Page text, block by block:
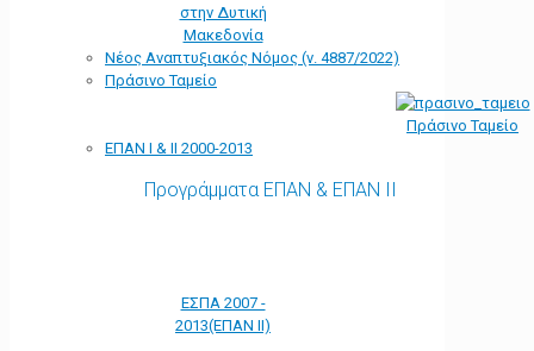
στην Δυτική
Μακεδονία
Νέος Αναπτυξιακός Νόμος (ν. 4887/2022)
Πράσινο Ταμείο
Πράσινο Ταμείο
ΕΠΑΝ Ι & ΙΙ 2000-2013
Προγράμματα ΕΠΑΝ & ΕΠΑΝ ΙΙ
ΕΣΠΑ 2007 -
2013(ΕΠΑΝ ΙΙ)